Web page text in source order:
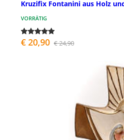
Kruzifix Fontanini aus Holz
VORRÄTIG
€ 20,90 € 24,90